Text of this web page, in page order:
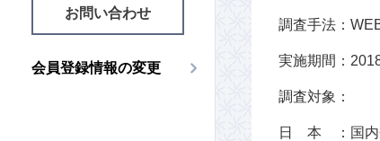
お問い合わせ
会員登録情報の変更
調査手法：
実施期間：
調査対象：
日 本 ：国内